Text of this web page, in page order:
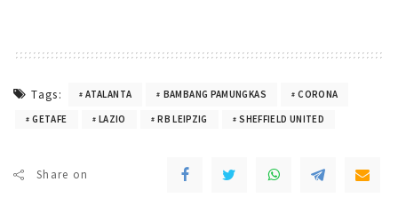
Tags: ATALANTA BAMBANG PAMUNGKAS
CORONA
GETAFE
LAZIO RB LEIPZIG SHEFFIELD UNITED
Share on